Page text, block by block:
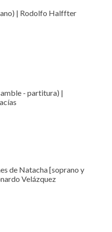
| Rodolfo Halffter
- partitura) |
de Natacha [soprano y
Velázquez